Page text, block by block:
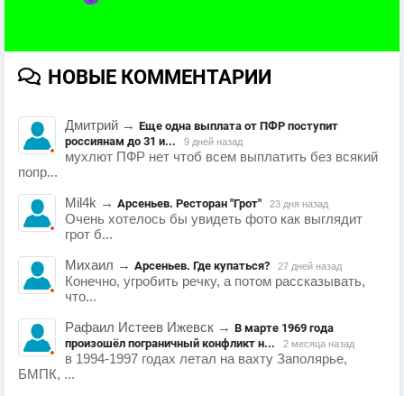
НОВЫЕ КОММЕНТАРИИ
Дмитрий → Еще одна выплата от ПФР поступит
россиянам до 31 и...
9 дней назад
мухлют ПФР нет чтоб всем выплатить без всякий
попр...
Mil4k → Арсеньев. Ресторан "Грот" 23 дня назад
Очень хотелось бы увидеть фото как выглядит
грот б...
Михаил → Арсеньев. Где купаться? 27 дней назад
Конечно, угробить речку, а потом рассказывать,
что...
Рафаил Истеев Ижевск → В марте 1969 года
произошёл пограничный конфликт н...
2 месяца назад
в 1994-1997 годах летал на вахту Заполярье,
БМПК, ...